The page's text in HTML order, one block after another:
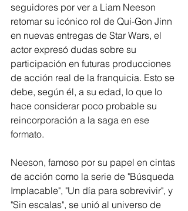
seguidores por ver a Liam Neeson
retomar su icónico rol de Qui-Gon Jinn
en nuevas entregas de Star Wars, el
actor expresó dudas sobre su
participación en futuras producciones
de acción real de la franquicia. Esto se
debe, según él, a su edad, lo que lo
hace considerar poco probable su
reincorporación a la saga en ese
formato.
Neeson, famoso por su papel en cintas
de acción como la serie de "Búsqueda
Implacable", "Un día para sobrevivir", y
"Sin escalas", se unió al universo de